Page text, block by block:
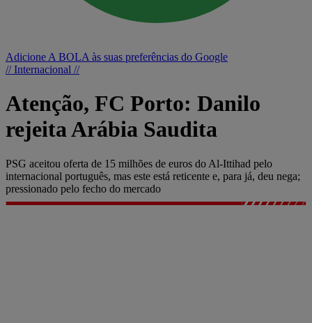
Adicione A BOLA às suas preferências do Google
// Internacional //
Atenção, FC Porto: Danilo
rejeita Arábia Saudita
PSG aceitou oferta de 15 milhões de euros do Al-Ittihad pelo
internacional português, mas este está reticente e, para já, deu nega;
pressionado pelo fecho do mercado